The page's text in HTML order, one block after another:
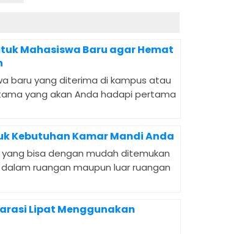
Mahasiswa Baru agar Hemat
baru yang diterima di kampus atau
yang akan Anda hadapi pertama
Kebutuhan Kamar Mandi Anda
bisa dengan mudah ditemukan
ruangan maupun luar ruangan
Lipat Menggunakan